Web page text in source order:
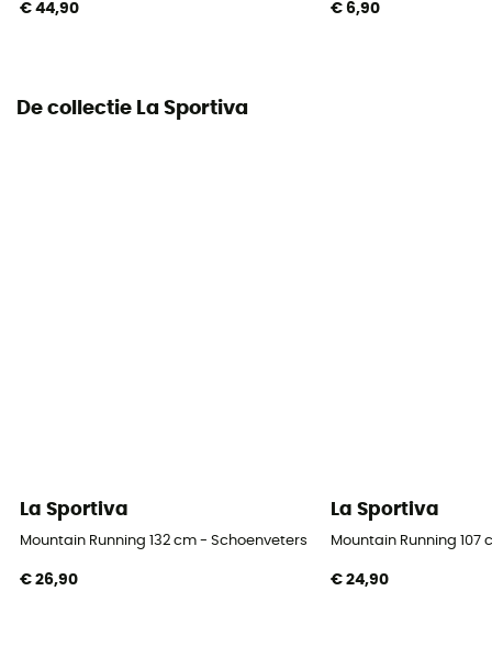
€ 44,90 € 6,90
De collectie La Sportiva
La Sportiva
Mountain Running 132 cm - Schoenveters
€ 26,90
La Sportiva
Mountain Running 107
€ 24,90